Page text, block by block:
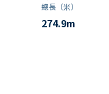
總長（米）
274.9m